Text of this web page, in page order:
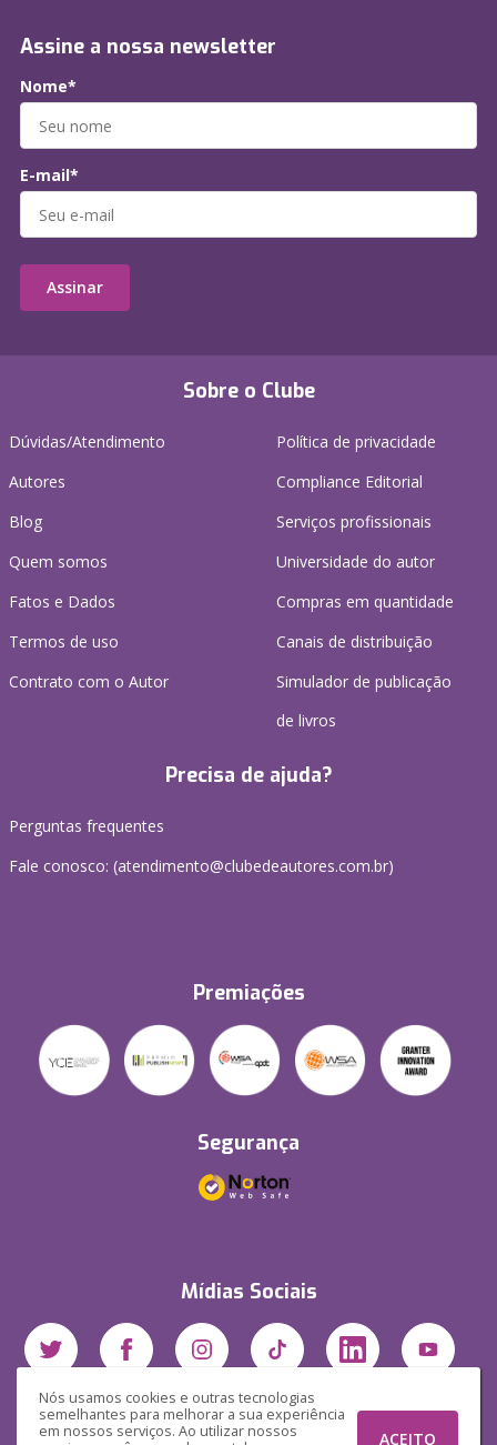
Nós usamos cookies e outras tecnologias
semelhantes para melhorar a sua experiência
em nossos serviços. Ao utilizar nossos
ACEITO
Sobre o Clube
Dúvidas/Atendimento
Autores
Blog
Quem somos
Fatos e Dados
Termos de uso
Contrato com o Autor
Política de privacidade
Compliance Editorial
Serviços profissionais
Universidade do autor
Compras em quantidade
Canais de distribuição
Simulador de publicação
de livros
Precisa de ajuda?
Perguntas frequentes
Fale conosco: (atendimento@clubedeautores.com.br)
Premiações
Segurança
Mídias Sociais
Assine a nossa newsletter
Nome*
E-mail*
Assinar